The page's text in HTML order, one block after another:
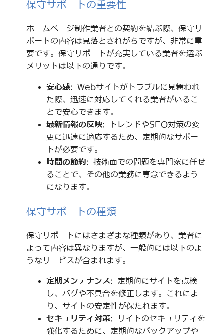
保守サポートの重要性
ホームページ制作業者との契約を結ぶ際、保守サ
ポートの内容は見落とされがちですが、非常に重
要です。保守サポートが充実している業者を選ぶ
メリットは以下の通りです。
安心感: Webサイトがトラブルに見舞われ
た際、迅速に対応してくれる業者がいるこ
とで安心できます。
最新情報の反映: トレンドやSEO対策の変
更に迅速に適応するため、定期的なサポー
トが必要です。
時間の節約: 技術面での問題を専門家に任せ
ることで、その他の業務に専念できるよう
になります。
保守サポートの種類
保守サポートにはさまざまな種類があり、業者に
よって内容は異なりますが、一般的には以下のよ
うなサービスが含まれます。
定期メンテナンス: 定期的にサイトを点検
し、バグや不具合を修正します。これによ
り、サイトの安定性が保たれます。
セキュリティ対策: サイトのセキュリティを
強化するために、定期的なバックアップや